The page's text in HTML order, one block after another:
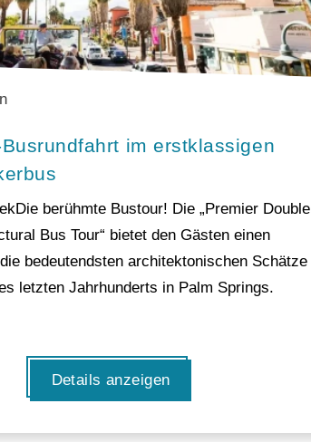
im erstklassigen
berühmte Bustour! Die „Premier Double
Bus Tour“ bietet den Gästen einen
bedeutendsten architektonischen Schätze
letzten Jahrhunderts in Palm Springs.
Details anzeigen